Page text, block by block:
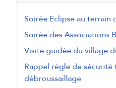
Soirée Eclipse au terrain
Soirée des Associations
Visite guidée du village
Rappel règle de sécurité
débroussaillage